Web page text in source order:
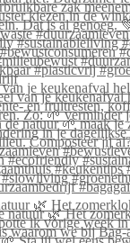
je keukenafval
🌿 Het